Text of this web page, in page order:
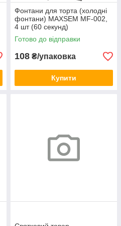
Фонтани для торта (холодні
фонтани) MAXSEM MF-002,
4 шт (60 секунд)
Готово до відправки
108 ₴/упаковка
Купити